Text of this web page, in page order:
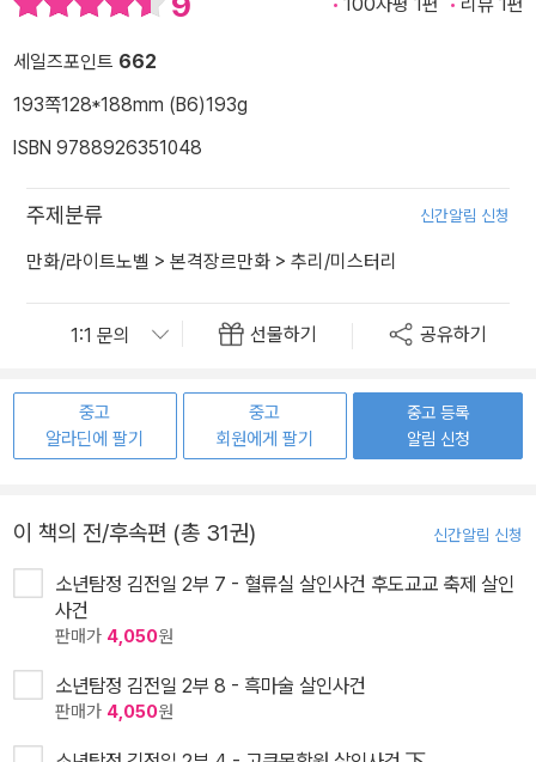
세일즈포인트 662
193쪽128*188mm (B6)193g
ISBN 9788926351048
주제분류 신간알림 신청
만화/라이트노벨 > 본격장르만화 > 추리/미스터리
선물하기 공유하기
중고
알라딘에 팔기
중고
회원에게 팔기
중고 등록
알림 신청
이 책의 전/후속편 (총 31권) 신간알림 신청
소년탐정 김전일 2부 7 - 혈류실 살인사건 후도교교 축제 살인
사건
판매가 4,050원
소년탐정 김전일 2부 8 - 흑마술 살인사건
판매가 4,050원